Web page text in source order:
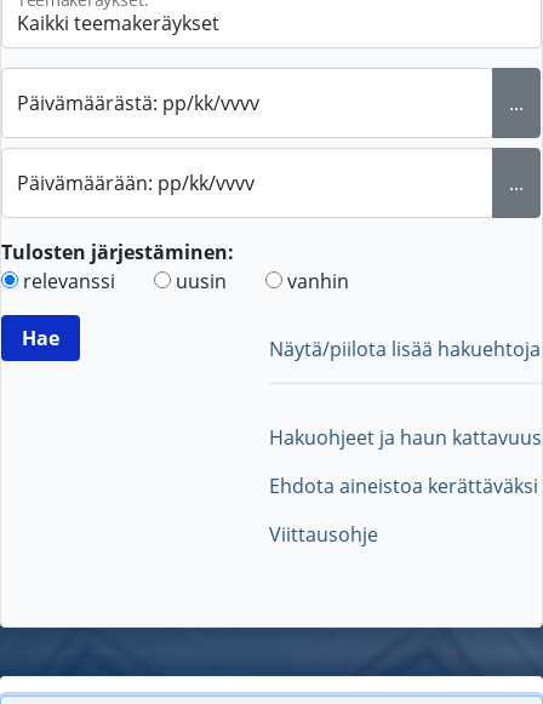
Päivämäärästä: pp/kk/vvvv ...
Päivämäärään: pp/kk/vvvv ...
Tulosten järjestäminen:
relevanssi
uusin vanhin
Näytä/piilota lisää hakuehtoja
Hakuohjeet ja haun kattavuus
Ehdota aineistoa kerättäväksi
Viittausohje